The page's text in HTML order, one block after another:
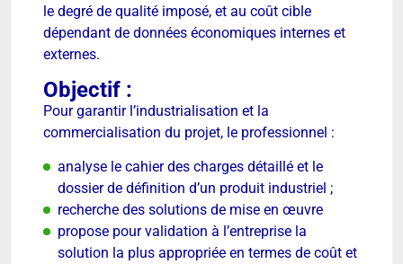
le degré de qualité imposé, et au coût cible
dépendant de données économiques internes et
externes.
Objectif :
Pour garantir l’industrialisation et la
commercialisation du projet, le professionnel :
analyse le cahier des charges détaillé et le
dossier de définition d’un produit industriel ;
recherche des solutions de mise en œuvre
propose pour validation à l’entreprise la
solution la plus appropriée en termes de coût et